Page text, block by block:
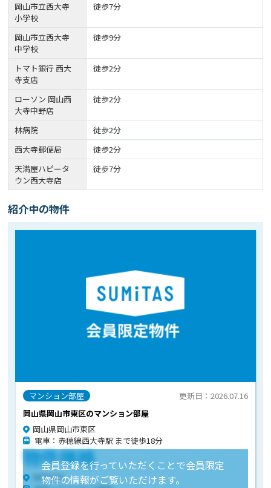
岡山市立西大寺
小学校
徒歩7分
岡山市立西大寺
中学校
徒歩9分
トマト銀行 西大
寺支店
徒歩2分
ローソン 岡山西
大寺中野店
徒歩2分
林病院
徒歩2分
西大寺郵便局
徒歩2分
天満屋ハピータ
ウン西大寺店
徒歩7分
紹介中の物件
マンション部屋
岡山県岡山市東区のマンション部屋
更新日：2026.07.16
岡山県岡山市東区
電車：赤穂線西大寺駅 まで徒歩18分
会員登録を行っていただくことで会員限定
物件の情報がご覧いただけます。
物件価格
物件住所